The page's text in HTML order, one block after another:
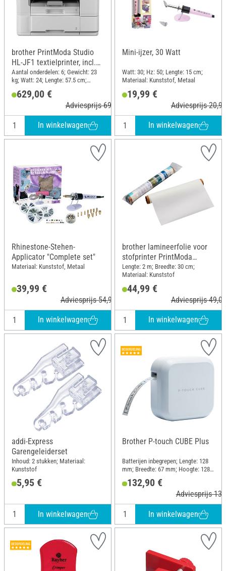
brother PrintModa Studio
HL-JF1 textielprinter, incl.
starterspakket
Aantal onderdelen: 6; Gewicht: 23
kg; Watt: 24; Lengte: 57.5 cm;
Materiaal: Kunststof
629,00 €
Adviesprijs 699,00 €
In winkelwagen
Mini-ijzer, 30 Watt
Watt: 30; Hz: 50; Lengte: 15 cm;
Materiaal: Kunststof, Metaal
19,99 €
Adviesprijs
In winkelwagen
Rhinestone-Stehen-
Applicator "Complete set"
Materiaal: Kunststof, Metaal
39,99 €
Adviesprijs 54,95 €
In winkelwagen
brother lamineerfolie voor
stofprinter PrintModa
Studio HL-JF1, 30cm x 2m
Lengte: 2 m; Breedte: 30 cm;
Materiaal: Kunststof
44,99 €
Adviesprijs
In winkelwagen
addi-Express
Garengeleiderset
Inhoud: 2 stukken; Materiaal:
Kunststof
5,95 €
In winkelwagen
Brother P-touch CUBE Plus
Batterijen inbegrepen; Lengte: 128
mm; Breedte: 67 mm; Hoogte: 128
mm
132,90 €
Adviesprijs
In winkelwagen